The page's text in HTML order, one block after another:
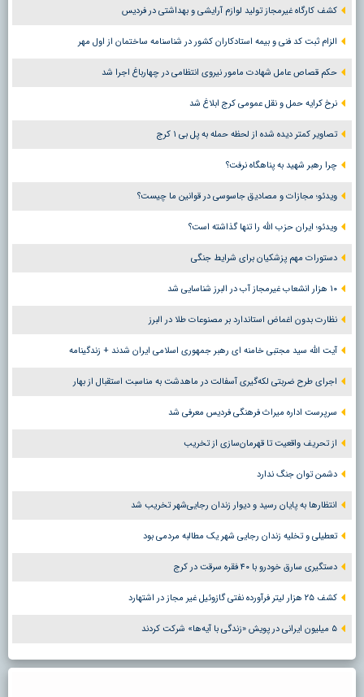
کشف کارگاه غیرمجاز تولید لوازم آرایشی و بهداشتی در فردیس
الزام ثبت کد فنی و بیمه استادکاران کشور در شناسنامه ساختمان از اول مهر
حکم قصاص عامل شهادت مامور نیروی انتظامی در چهارباغ اجرا شد
نرخ کرایه حمل و نقل عمومی کرج ابلاغ شد
تصاویر کمتر دیده شده از لحظه حمله به پل بی ۱ کرج
چرا رهبر شهید به پناهگاه نرفت؟
ویدئو؛ مجازات و مصادیق جاسوسی در قوانین ما چیست؟
ویدئو؛ ایران حزب الله را تنها گذاشته است؟
دستورات مهم پزشکیان برای شرایط جنگی
۱۰ هزار انشعاب غیرمجاز آب در البرز شناسایی شد
نظارت بدون اغماض استاندارد بر مصنوعات طلا در البرز
آیت الله سید مجتبی خامنه ای رهبر جمهوری اسلامی ایران شدند + زندگینامه
اجرای طرح ضربتی لکه‌گیری آسفالت در ماهدشت به مناسبت استقبال از بهار
سرپرست اداره میراث فرهنگی فردیس معرفی شد
از تحریف واقعیت تا قهرمان‌سازی از تخریب
دشمن توان جنگ ندارد
انتظارها به پایان رسید و دیوار زندان رجایی‌شهر تخریب شد
تعطیلی و تخلیه زندان رجایی شهر یک مطالبه مردمی بود
دستگیری سارق خودرو با ۴۰ فقره سرقت در کرج
کشف ۲۵ هزار لیتر فرآورده نفتی گازوئیل غیر مجاز در اشتهارد
۵ میلیون ایرانی در پویش «زندگی با آیه‌ها» شرکت کردند